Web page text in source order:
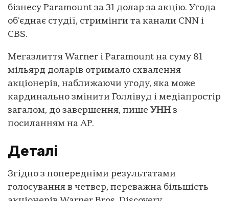
бізнесу Paramount за 31 долар за акцію. Угода
об'єднає студії, стримінги та канали CNN і
CBS.
Мегазлиття Warner і Paramount на суму 81
мільярд доларів отримало схвалення
акціонерів, наближаючи угоду, яка може
кардинально змінити Голлівуд і медіапростір
загалом, до завершення, пише УНН з
посиланням на AP.
Деталі
Згідно з попередніми результатами
голосування в четвер, переважна більшість